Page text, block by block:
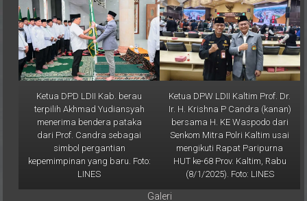
Ketua DPD LDII Kab. berau
terpilih Akhmad Yudiansyah
menerima bendera pataka
dari Prof. Candra sebagai
simbol pergantian
kepemimpinan yang baru. Foto:
LINES
Ketua DPW LDII Kaltim Prof. Dr.
Ir. H. Krishna P Candra (kanan)
bersama H. KE Waspodo dari
Senkom Mitra Polri Kaltim usai
mengikuti Rapat Paripurna
HUT ke-68 Prov. Kaltim, Rabu
(8/1/2025). Foto: LINES